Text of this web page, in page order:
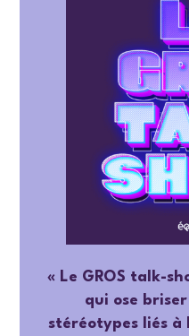
« Le GROS talk-
qui ose
stéréotypes liés à